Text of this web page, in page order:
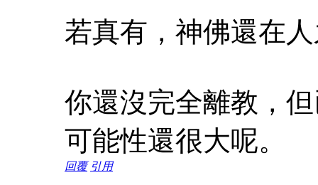
若真有，神佛還在
你還沒完全離教，
可能性還很大呢。
回覆 引用